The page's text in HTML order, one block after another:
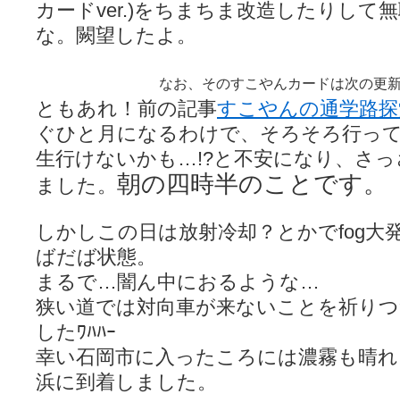
百合っぽいぶろぐ - 咲-Saki- / シノハユ the down of age 5巻 (06:32)
あかどる日和 - 咲-saki- / 【今回は考察ではなく】原村和-のどっち-の
妥当麻雀界ブログ / コミックマーケット８９に参加します
(16:20)
咲っ考 / 何故咲は大将で、照は先鋒なのか？ (15:20)
Danas je lep dan. / [咲-Saki-]もしインターハイのルールが鷲巣麻雀だ
ぴゅーく☆すてっぷ - 咲-Saki- / ブログ終了のお知らせ
(12:51)
What You Mean ? - 咲-Saki- / 第2回清澄エリア聖地巡礼ツアーレポート
左を向いて » 咲-saki- / 【シノハユ】第26話「一別以来」/咲日和・阿
primary colors / 久誕イエ～～～～～～イ！！！！！！ (10:16)
乱れ雪月花 - 咲-Saki- / ブログ終了のお知らせ：今までありがとうござ
アルカ茄子 / 戒能物怪録 キングとはいったい誰なのか？ (15:24)
竹ブログ - 咲-Saki- / 【咲-Saki-】ゲームが待ち遠しい件 (05:44)
SSSSS(-saki-しゃーぷしゅーとしょーとすとーりー) - 咲-saki- / 豊
せのたけくらべ - 咲-Saki- / 咲さんのやり方で就活をやってみよう
咏-Uta-ブログ編 - 咲-Saki- / 黄色い封筒が届いた(・∀・) (12:30)
チャウチャウちゃうんちゃうん - 咲-Saki- / 吉野の千本桜を見に行きま
気分次第。 - 咲-Saki- / シノハユ 第3巻 感想
あこしず日和！ - 咲-Saki- / 咲-Saki-阿知賀編Blu-rayBOX 購入 (01:00)
ニワカ王者 / 【アニメ記事】咲-Saki- 立先生のコメントを取り上げる
のよーなのよー - 咲-Saki- / 咲十夜 第四夜
カードver.)をちまちま改造したりして
な。闕望したよ。
なお、そのすこやんカードは次の更
ともあれ！前の記事すこやんの通学路
ぐひと月になるわけで、そろそろ行っ
生行けないかも…!?と不安になり、さ
ました。 朝の四時半のことです。
しかしこの日は放射冷却？とかでfog大
ばだば状態。
まるで…闇ん中におるような…
狭い道では対向車が来ないことを祈り
したﾜﾊﾊｰ
幸い石岡市に入ったころには濃霧も晴
浜に到着しました。